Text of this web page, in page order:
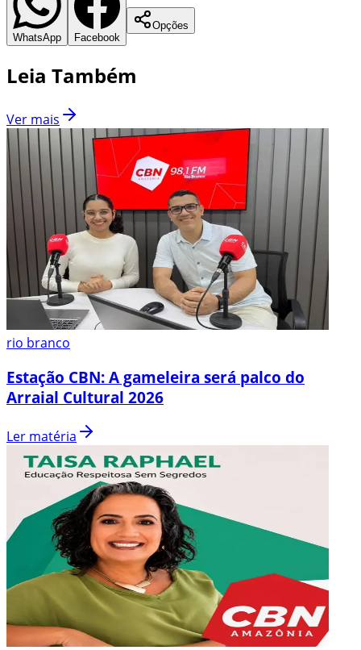
WhatsApp Facebook
Opções
Leia Também
Ver mais
rio branco
Estação CBN: A gameleira será palco do
Arraial Cultural 2026
Ler matéria